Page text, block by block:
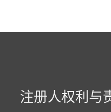
注册人权利与